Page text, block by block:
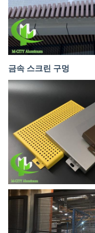
금속 스크린 구멍